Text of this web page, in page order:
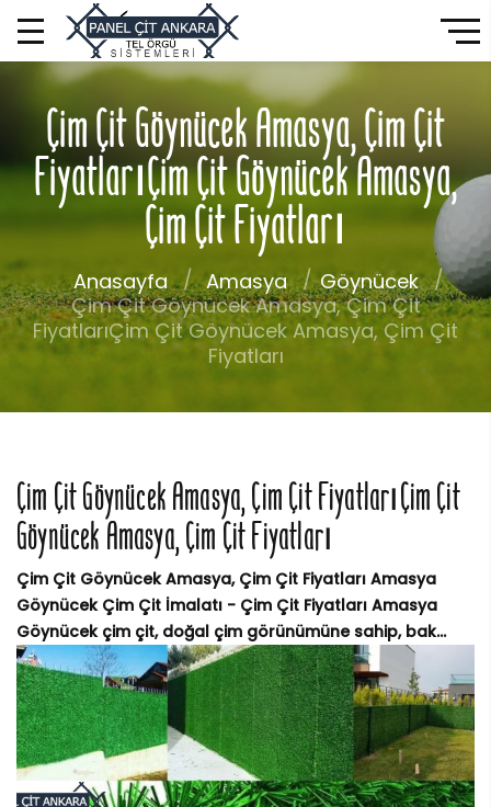
Çim Çit Göynücek Amasya, Çim Çit
FiyatlarıÇim Çit Göynücek Amasya,
Çim Çit Fiyatları
Anasayfa Amasya
Göynücek
Çim Çit Göynücek Amasya, Çim Çit
FiyatlarıÇim Çit Göynücek Amasya, Çim Çit
Fiyatları
Çim Çit Göynücek Amasya, Çim Çit FiyatlarıÇim Çit
Göynücek Amasya, Çim Çit Fiyatları
Çim Çit Göynücek Amasya, Çim Çit Fiyatları Amasya
Göynücek Çim Çit İmalatı - Çim Çit Fiyatları Amasya
Göynücek çim çit, doğal çim görünümüne sahip, bak...